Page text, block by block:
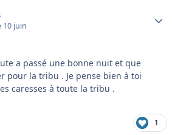
10 juin
a passé une bonne nuit et que
pour la tribu . Je pense bien à toi
caresses à toute la tribu .
1